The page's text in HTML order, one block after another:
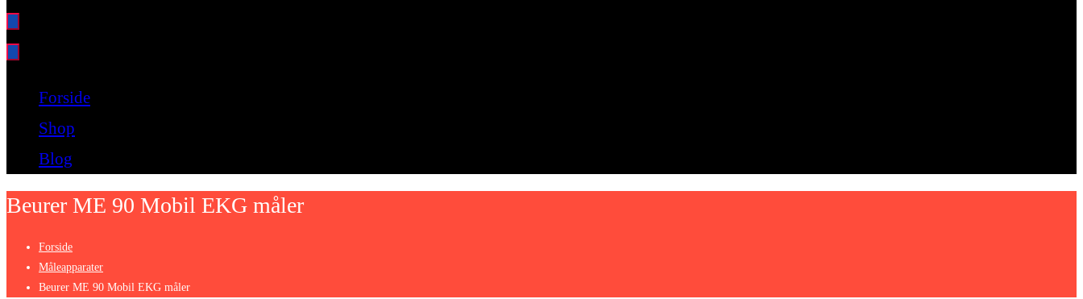
Bare endnu et fitness websted
Forside
Shop
Blog
Beurer ME 90 Mobil EKG måler
Forside
Måleapparater
Beurer ME 90 Mobil EKG måler